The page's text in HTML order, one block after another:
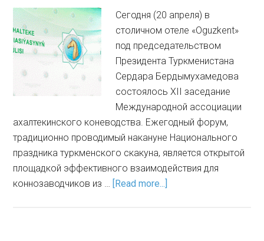
Сегодня (20 апреля) в
столичном отеле «Oguzkent»
под председательст­вом
Президента Туркменистана
Сердара Бердымухамедова
состоя­лось XII заседание
Международной ассоциации
ахалтекинского коневодства. Ежегодный форум,
традиционно проводимый накануне Национального
праздника туркмен­ского скакуна, является открытой
площадкой эффективного взаимодействия для
коннозаводчиков из … [Read more...]